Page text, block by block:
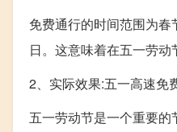
免费通行的时间范围为
日。这意味着在五一劳动
2、实际效果:五一高速免
五一劳动节是一个重要